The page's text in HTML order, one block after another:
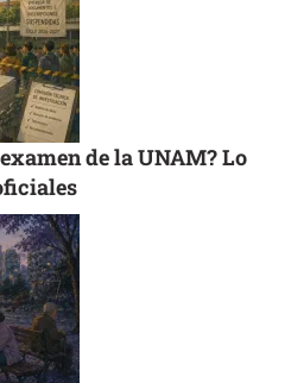
de la UNAM? Lo